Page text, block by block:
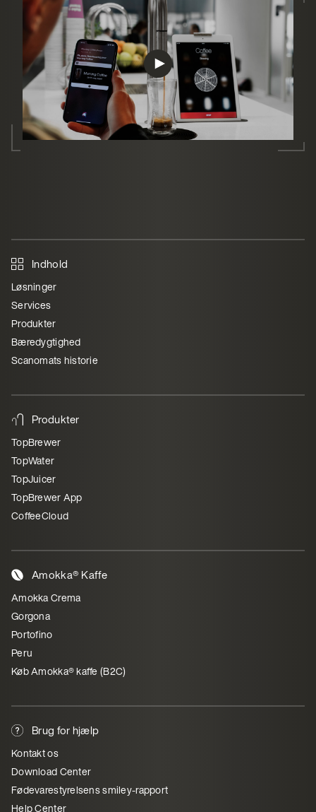
Indhold
Løsninger
Services
Produkter
Bæredygtighed
Scanomats historie
Produkter
TopBrewer
TopWater
TopJuicer
TopBrewer App
CoffeeCloud
Amokka® Kaffe
Amokka Crema
Gorgona
Portofino
Peru
Køb Amokka® kaffe (B2C)
Brug for hjælp
Kontakt os
Download Center
Fødevarestyrelsens smiley-rapport
Help Center